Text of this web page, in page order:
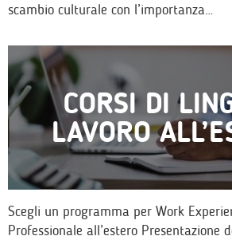
scambio culturale con l’importanza…
CORSI DI
LAVORO
Scegli un programma per Work
Professionale all’estero Presentazione